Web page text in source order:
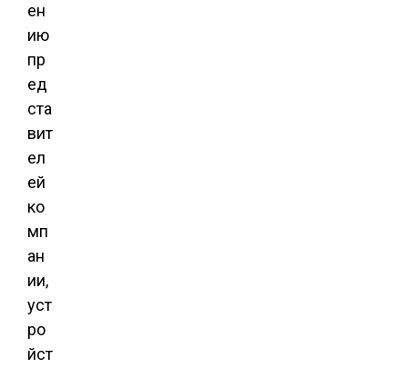
ен
ию
пр
ед
ста
вит
ел
ей
ко
мп
ан
ии,
уст
ро
йст